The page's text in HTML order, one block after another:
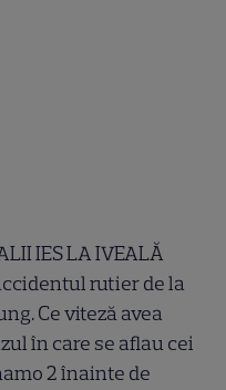
IES LA IVEALĂ
rutier de la
Ce viteză avea
în care se aflau cei
2 înainte de